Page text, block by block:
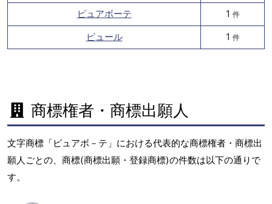
ピュアボーテ 1 件
ピュール 1 件
商標権者・商標出願人
文字商標「ピュアボ－テ」における代表的な商標権者・商標出
願人ごとの、商標(商標出願・登録商標)の件数は以下の通りで
す。